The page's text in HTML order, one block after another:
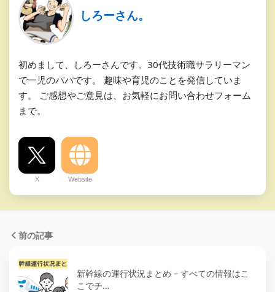
しろーさん。
初めまして、しろーさんです。30代技術職サラリーマン
で一児のパパです。 趣味や育児のことを発信していま
す。 ご感想やご意見は、お気軽にお問い合わせフォーム
まで。
X Website
前の記事
新幹線の運行状況まとめ – すべての情報はこ
こでチ…